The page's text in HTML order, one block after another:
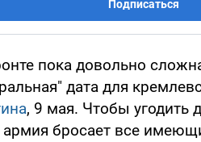
Подписаться
пока довольно
дата для
, 9 мая. Чтобы угодить
армия бросает все